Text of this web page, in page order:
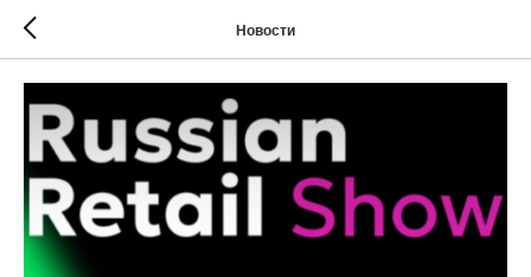
Новости